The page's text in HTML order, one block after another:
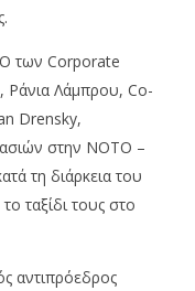
των Corporate
Ράνια Λάμπρου, Co-
Drensky,
στην NOTO –
τη διάρκεια του
ταξίδι τους στο
αντιπρόεδρος